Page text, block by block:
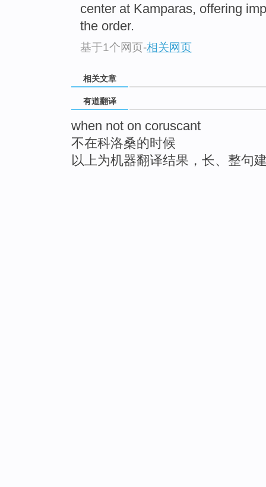
center at Kamparas, offering
the order.
基于1个网页-相关网页
相关文章
有道翻译
when not on coruscant
不在科洛桑的时候
以上为机器翻译结果，长、整句